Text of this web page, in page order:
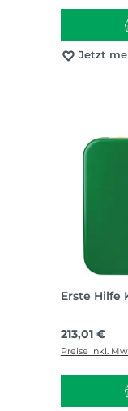
Jetzt
Erste Hilfe
Regulärer
213,01 €
Preise inkl.